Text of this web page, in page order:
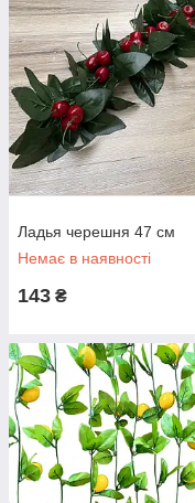
Ладья черешня 47 см
Немає в наявності
143 ₴